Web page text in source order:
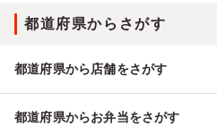
都道府県からさがす
都道府県から店舗をさがす
都道府県からお弁当をさがす